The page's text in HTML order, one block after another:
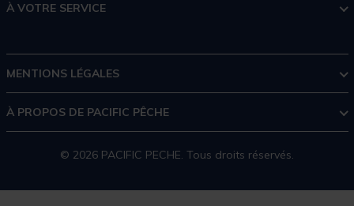
À VOTRE SERVICE
MENTIONS LÉGALES
À PROPOS DE PACIFIC PÊCHE
© 2026 PACIFIC PECHE. Tous droits réservés.